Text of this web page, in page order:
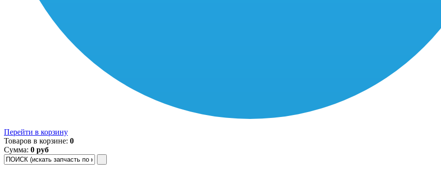
Перейти в корзину
Товаров в корзине: 0
Сумма: 0 руб